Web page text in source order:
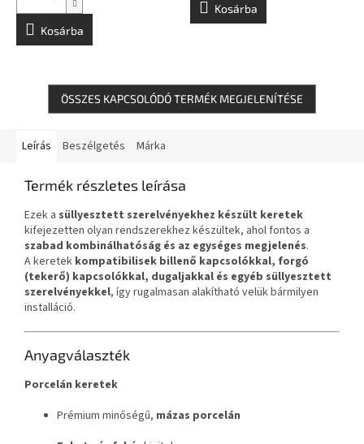
Kosárba
Kosárba
ÖSSZES KAPCSOLÓDÓ TERMÉK MEGJELENÍTÉSE
Leírás Beszélgetés Márka
Termék részletes leírása
Ezek a süllyesztett szerelvényekhez készült keretek
kifejezetten olyan rendszerekhez készültek, ahol fontos a
szabad kombinálhatóság és az egységes megjelenés.
A keretek kompatibilisek billenő kapcsolókkal, forgó
(tekerő) kapcsolókkal, dugaljakkal és egyéb süllyesztett
szerelvényekkel, így rugalmasan alakítható velük bármilyen
installáció.
Anyagválaszték
Porcelán keretek
Prémium minőségű, mázas porcelán